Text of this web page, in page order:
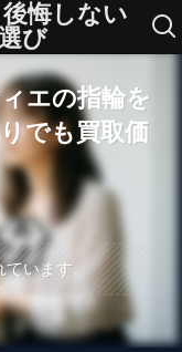
悔しない
び
エの指輪を
でも買取価
います。